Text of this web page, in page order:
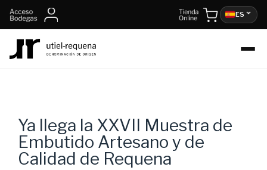
ES
Ya llega la XXVII Muestra de
Embutido Artesano y de
Calidad de Requena